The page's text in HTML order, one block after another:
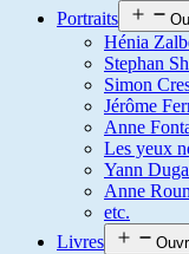
Portraits
Hénia
Stephan
Simon
Jérôme
Anne
Les yeux
Yann
Anne
etc.
Livres